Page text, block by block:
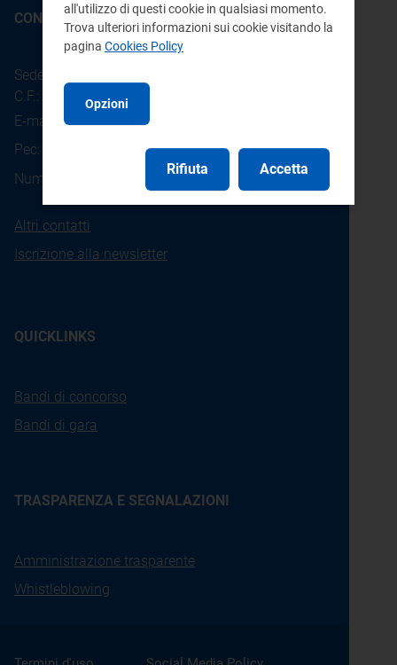
CONTATTI
Sede legale: Piazza Cavour 5 - 20121 - Milano
C.F.: 97190020152
E-mail:info@arera.it
Pec:
protocollo@pec.arera.it
Numero verde consumatori:800.166.654
Altri contatti
Iscrizione alla newsletter
QUICKLINKS
Bandi di concorso
Bandi di gara
TRASPARENZA E SEGNALAZIONI
Amministrazione trasparente
Whistleblowing
all'utilizzo di questi cookie in qualsiasi momento.
Trova ulteriori informazioni sui cookie visitando la
pagina Cookies Policy
Opzioni
Rifiuta Accetta